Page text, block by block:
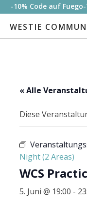
-10% Code auf
WESTIE
« Alle
Diese
Night (2 Areas)
WCS
5. Juni @ 19:00 -